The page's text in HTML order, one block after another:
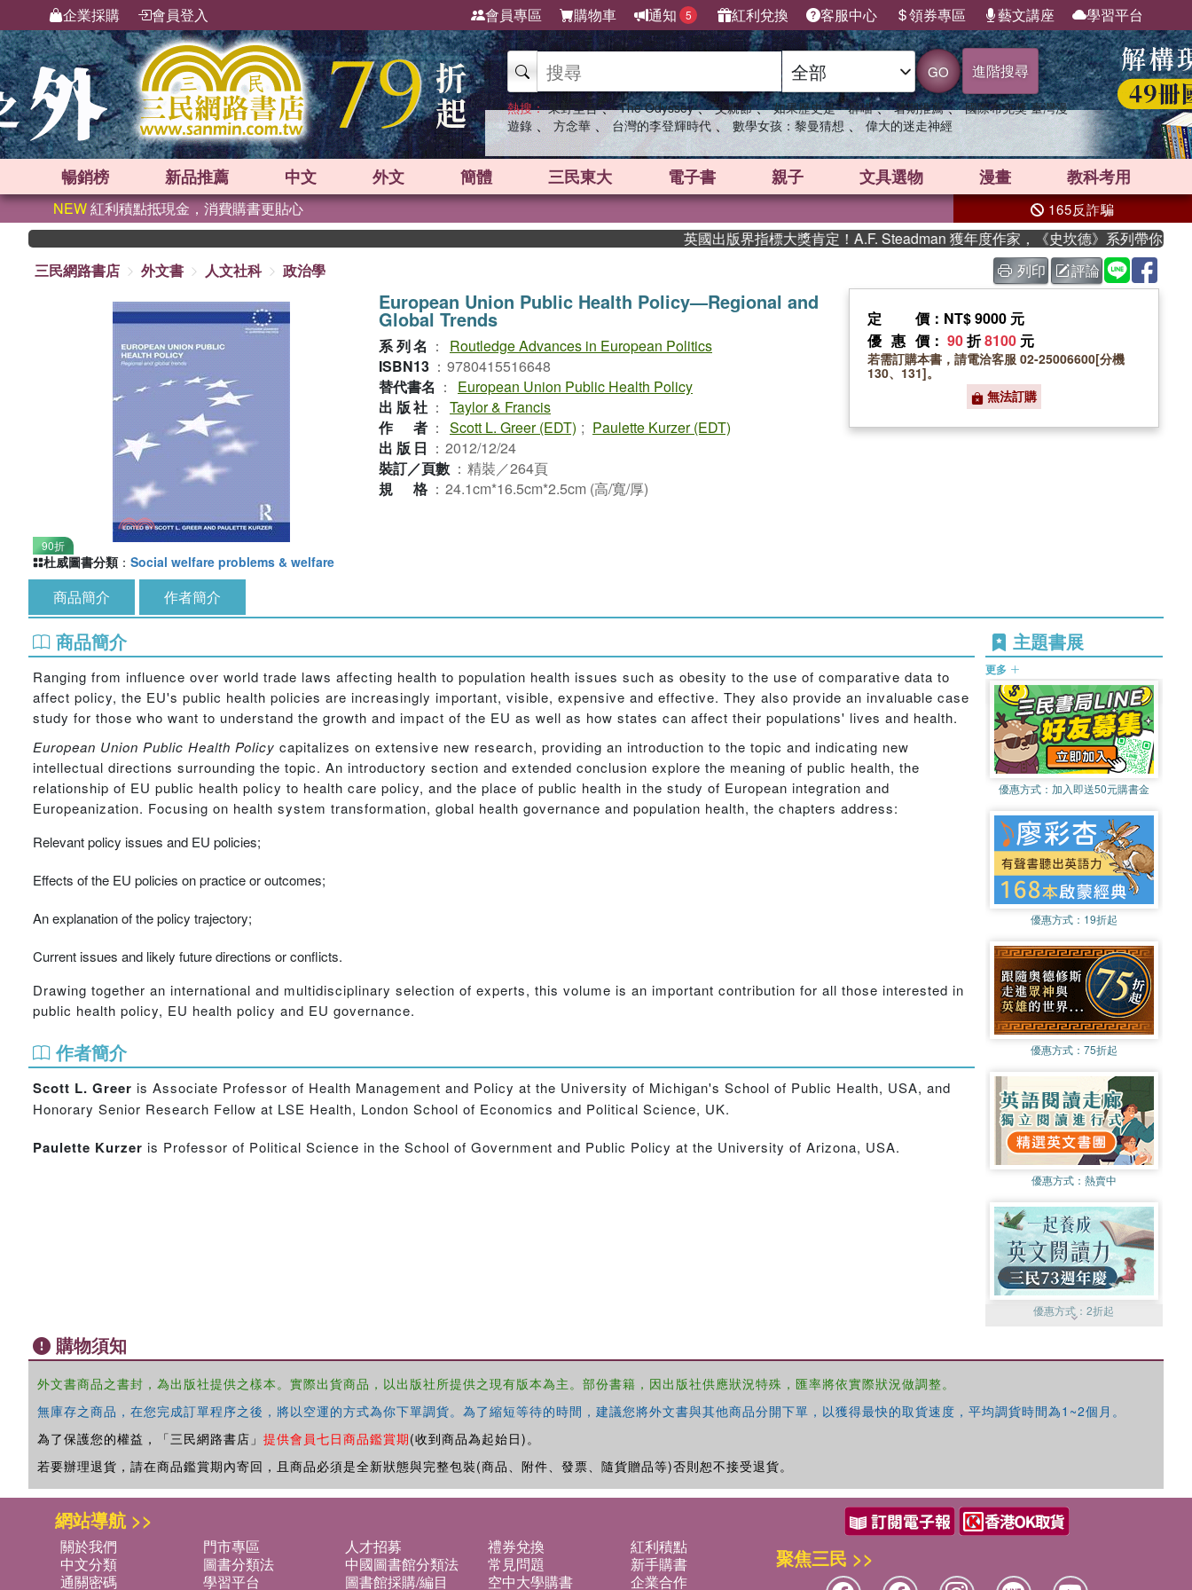
企業採購 會員登入 會員專區 購物車 通知 5 紅利兌換 客服中心 領券專區 藝文講座 學習平台
GO 進階搜尋
熱搜： 東野圭吾 、 The Odyssey 、 父親節 、 如果歷史是一群喵 、 暑期推薦 、 國際布克獎 臺灣漫
遊錄 、 方念華 、 台灣的李登輝時代 、 數學女孩：黎曼猜想 、 偉大的迷走神經
暢銷榜 新品推薦 中文 外文 簡體 三民東大 電子書 親子 文具選物 漫畫 教科考用
NEW紅利積點抵現金，消費購書更貼心 165反詐騙
英國出版界指標大獎肯定！A.F. Steadman 獲年度作家，《史坎德》系列帶你踏上熱
三民網路書店
外文書 人文社科 政治學 列印 評論
90折
European Union Public Health Policy—Regional and
Global Trends
系列名 ：
Routledge Advances in European Politics
ISBN13 ： 9780415516648
替代書名 ：
European Union Public Health Policy
出版社 ： Taylor & Francis
作者 ： Scott L. Greer (EDT) ; Paulette Kurzer (EDT)
出版日 ： 2012/12/24
裝訂／頁數 ： 精裝／264頁
規格 ： 24.1cm*16.5cm*2.5cm (高/寬/厚)
定價 ：NT$ 9000 元
優惠價 ： 90折8100 元
若需訂購本書，請電洽客服 02-25006600[分機
130、131]。
無法訂購
杜威圖書分類 ： Social welfare problems & welfare
商品簡介 作者簡介
商品簡介
Ranging from influence over world trade laws affecting health to population health issues such as obesity to the use of comparative data to
affect policy, the EU's public health policies are increasingly important, visible, expensive and effective. They also provide an invaluable case
study for those who want to understand the growth and impact of the EU as well as how states can affect their populations' lives and health.
European Union Public Health Policy capitalizes on extensive new research, providing an introduction to the topic and indicating new
intellectual directions surrounding the topic. An introductory section and extended conclusion explore the meaning of public health, the
relationship of EU public health policy to health care policy, and the place of public health in the study of European integration and
Europeanization. Focusing on health system transformation, global health governance and population health, the chapters address:
Relevant policy issues and EU policies;
Effects of the EU policies on practice or outcomes;
An explanation of the policy trajectory;
Current issues and likely future directions or conflicts.
Drawing together an international and multidisciplinary selection of experts, this volume is an important contribution for all those interested in
public health policy, EU health policy and EU governance.
作者簡介
Scott L. Greer is Associate Professor of Health Management and Policy at the University of Michigan's School of Public Health, USA, and
Honorary Senior Research Fellow at LSE Health, London School of Economics and Political Science, UK.
Paulette Kurzer is Professor of Political Science in the School of Government and Public Policy at the University of Arizona, USA.
主題書展
更多
優惠方式： 加入即送50元購書金
優惠方式： 19折起
優惠方式： 75折起
優惠方式： 熱賣中
優惠方式：2折起
購物須知
外文書商品之書封，為出版社提供之樣本。實際出貨商品，以出版社所提供之現有版本為主。部份書籍，因出版社供應狀況特殊，匯率將依實際狀況做調整。
無庫存之商品，在您完成訂單程序之後，將以空運的方式為你下單調貨。為了縮短等待的時間，建議您將外文書與其他商品分開下單，以獲得最快的取貨速度，平均調貨時間為1~2個月。
為了保護您的權益，「三民網路書店」 提供會員七日商品鑑賞期(收到商品為起始日)。
若要辦理退貨，請在商品鑑賞期內寄回，且商品必須是全新狀態與完整包裝(商品、附件、發票、隨貨贈品等)否則恕不接受退貨。
網站導航 >>
關於我們 門市專區 人才招募 禮券兌換
紅利積點
中文分類
圖書分類法 中國圖書館分類法 常見問題
新手購書
通關密碼
學習平台 圖書館採購/編目 空中大學購書
企業合作
聚焦三民 >>